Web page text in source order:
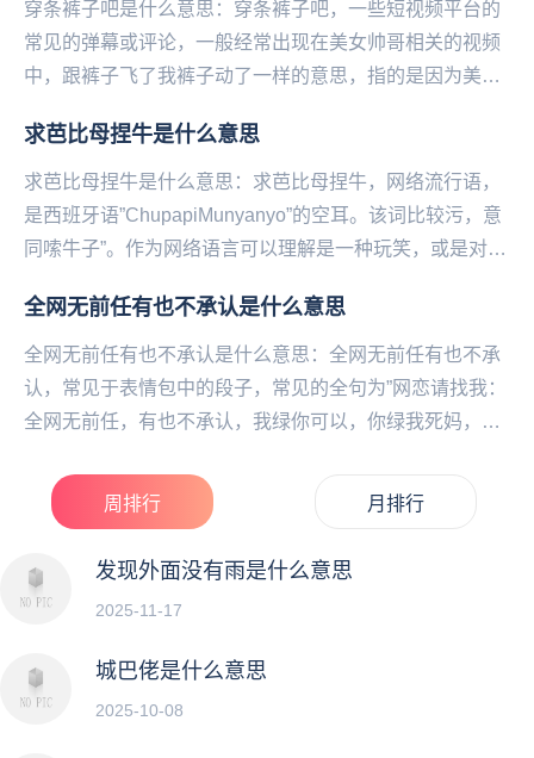
穿条裤子吧是什么意思：穿条裤子吧，一些短视频平台的
常见的弹幕或评论，一‌‌‌‌‌‌‌‌‌‌‌般经常出现在美女帅哥相关的视频
中，跟裤子飞了我裤子动了一样的意思，指的是因为美女
求芭比母捏牛是什么意思
求芭比母捏牛是什么意思：求芭比母捏牛，网络流行语，
是西班牙语”ChupapiMunyanyo”的空耳。该词比较污，意
同嗦牛子”。作为网络语言可以理解是一种玩笑，或是对他
全网无前任有也不承认是什么意思
全网无前任有也不承认是什么意思：全网无前任有也不承
认，常见于表情包中的段子，常见的全句为”网恋请找我：
全网无前任，有也不承认，我绿你可以，你绿我死妈，
周排行 月排行
发现外面没有雨是什么意思
2025-11-17
城巴佬是什么意思
2025-10-08